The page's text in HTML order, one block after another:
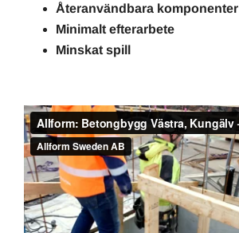
Återanvändbara komponenter
Minimalt efterarbete
Minskat spill